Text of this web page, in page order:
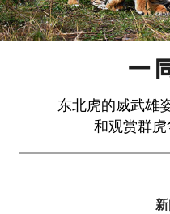
东北虎的威武雄
和观赏群